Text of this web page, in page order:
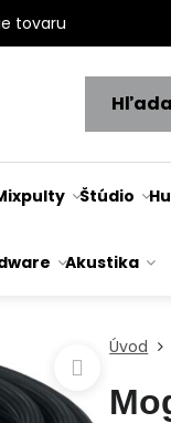
tovaru
Štúdio
Akustika
Úvod